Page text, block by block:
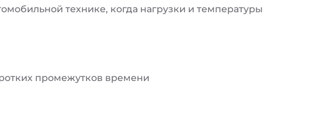
технике, когда нагрузки и температуры
промежутков времени